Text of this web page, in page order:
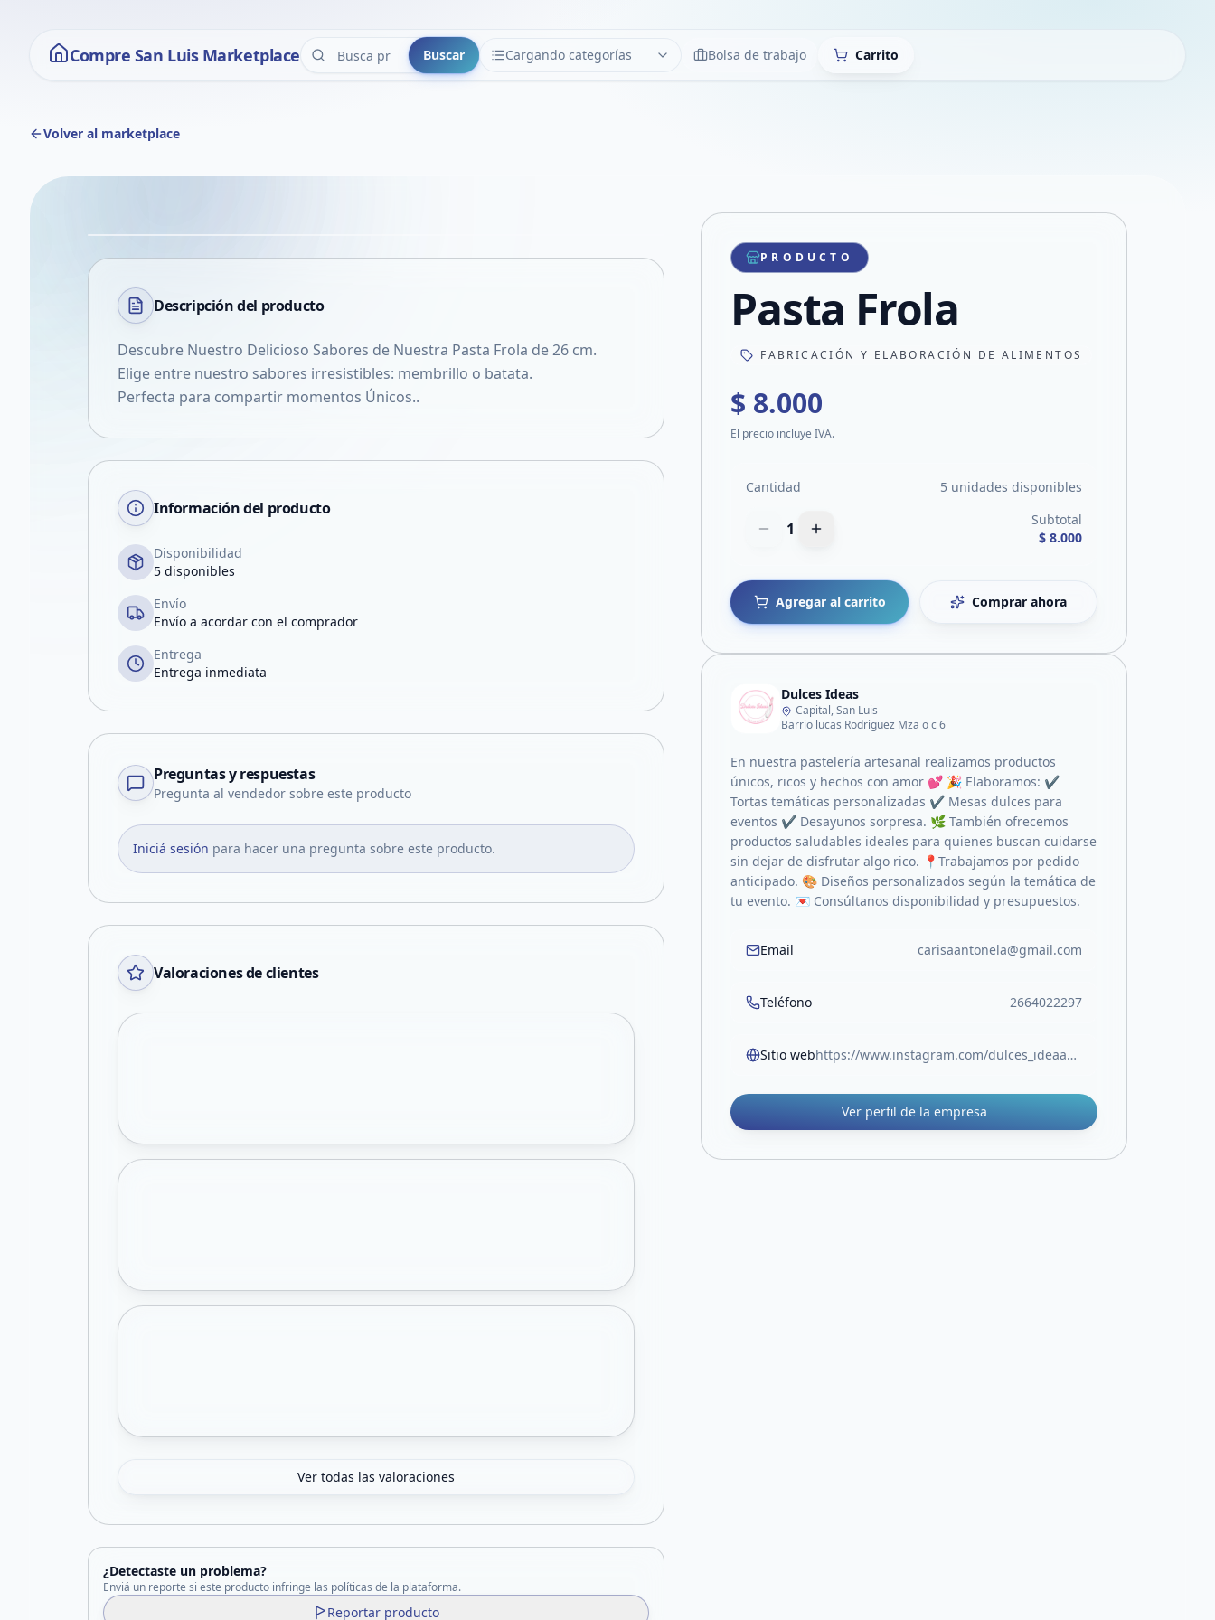
Compre San Luis Marketplace Buscar Cargando categorías
CATEGORÍAS LimpiarBolsa de trabajo Carrito
Volver al marketplace
VER EN PANTALLA COMPLETA
Compartir producto
Compartir por WhatsApp
Compartir por mail
Compartir en Facebook
Compartir en X
Descripción del producto
Descubre Nuestro Delicioso Sabores de Nuestra Pasta Frola de 26 cm.
Elige entre nuestro sabores irresistibles: membrillo o batata.
Perfecta para compartir momentos Únicos..
Información del producto
Disponibilidad
5 disponibles
Envío
Envío a acordar con el comprador
Entrega
Entrega inmediata
Preguntas y respuestas
Pregunta al vendedor sobre este producto
Iniciá sesión para hacer una pregunta sobre este producto.
Valoraciones de clientes
Ver todas las valoraciones
¿Detectaste un problema?
Enviá un reporte si este producto infringe las políticas de la plataforma.
Reportar producto
PRODUCTO
Pasta Frola
FABRICACIÓN Y ELABORACIÓN DE ALIMENTOS
$ 8.000
El precio incluye IVA.
Cantidad 5 unidades disponibles
1
Subtotal
$ 8.000
Agregar al carrito Comprar ahora
Dulces Ideas
Capital, San Luis
Barrio lucas Rodriguez Mza o c 6
En nuestra pastelería artesanal realizamos productos
únicos, ricos y hechos con amor 💕 🎉 Elaboramos: ✔
Tortas temáticas personalizadas ✔ Mesas dulces para
eventos ✔ Desayunos sorpresa. 🌿 También ofrecemos
productos saludables ideales para quienes buscan cuidarse
sin dejar de disfrutar algo rico. 📍Trabajamos por pedido
anticipado. 🎨 Diseños personalizados según la temática de
tu evento. 💌 Consúltanos disponibilidad y presupuestos.
Email carisaantonela@gmail.com
Teléfono 2664022297
Sitio web https://www.instagram.com/dulces_ideaas13?igsh=MW5uY2UxZDR6NGJ4YQ==
Ver perfil de la empresa